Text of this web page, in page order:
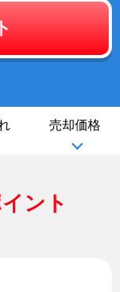
売却価格
ント